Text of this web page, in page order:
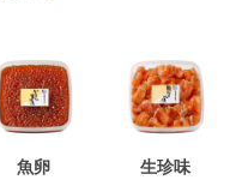
魚卵 生珍味